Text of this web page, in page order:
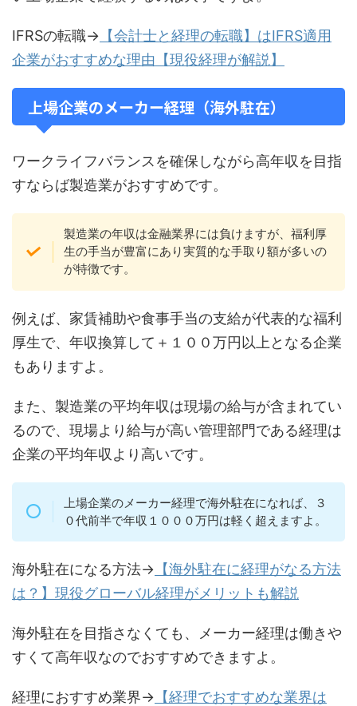
IFRSの転職→ 【会計士と経理の転職】はIFRS適用
企業がおすすめな理由【現役経理が解説】
上場企業のメーカー経理（海外駐在）
ワークライフバランスを確保しながら高年収を目指
すならば製造業がおすすめです。
製造業の年収は金融業界には負けますが、福利厚
生の手当が豊富にあり実質的な手取り額が多いの
が特徴です。
例えば、家賃補助や食事手当の支給が代表的な福利
厚生で、年収換算して＋１００万円以上となる企業
もありますよ。
また、製造業の平均年収は現場の給与が含まれてい
るので、現場より給与が高い管理部門である経理は
企業の平均年収より高いです。
上場企業のメーカー経理で海外駐在になれば、３
０代前半で年収１０００万円は軽く超えますよ。
海外駐在になる方法→ 【海外駐在に経理がなる方法
は？】現役グローバル経理がメリットも解説
海外駐在を目指さなくても、メーカー経理は働きや
すくて高年収なのでおすすめできますよ。
経理におすすめ業界→ 【経理でおすすめな業界は